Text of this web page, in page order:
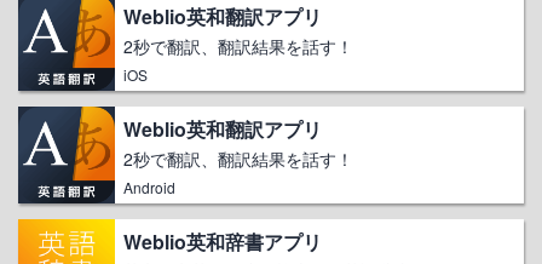
Weblio英和翻訳アプリ
2秒で翻訳、翻訳結果を話す！
iOS
Weblio英和翻訳アプリ
2秒で翻訳、翻訳結果を話す！
Android
Weblio英和辞書アプリ